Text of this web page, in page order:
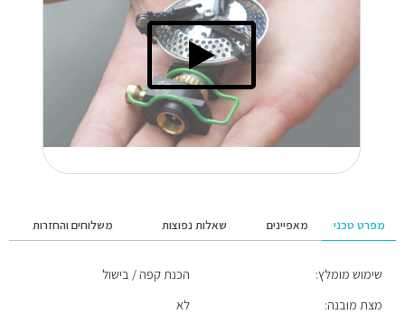
מפרט טכני מאפיינים שאלות נפוצות משלוחים והחזרות
שימוש מומלץ:
הכנת קפה / בישול
מצת מובנה:
לא